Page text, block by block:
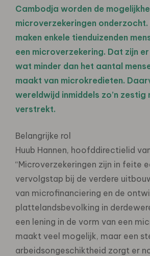
Cambodja worden de
microverzekeringen onderzocht.
maken enkele tienduizenden
een microverzekering. Dat zijn
wat minder dan het aantal
maakt van microkredieten.
wereldwijd inmiddels zo’n zestig
verstrekt.
Belangrijke rol
Huub Hannen, hoofddirectielid
“Microverzekeringen zijn in feite
vervolgstap bij de verdere
van microfinanciering en de
plattelandsbevolking in
een lening in de vorm van een
maakt veel mogelijk, maar een
arbeidsongeschiktheid zorgt er